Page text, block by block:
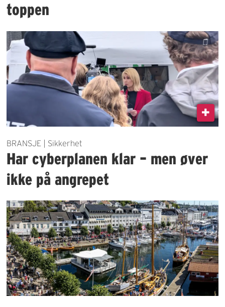
toppen
BRANSJE | Sikkerhet
Har cyberplanen klar – men øver
ikke på angrepet